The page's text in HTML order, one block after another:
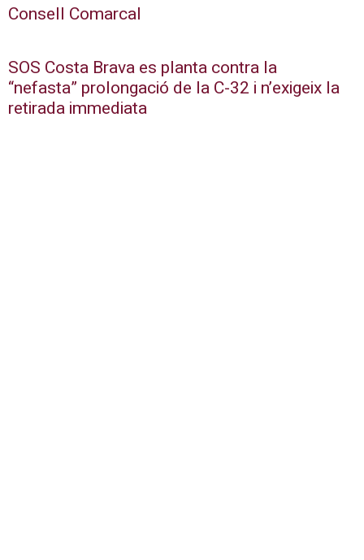
Consell Comarcal
SOS Costa Brava es planta contra la
“nefasta” prolongació de la C-32 i n’exigeix la
retirada immediata